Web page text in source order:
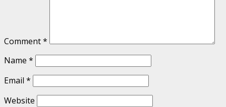
Comment*
Name *
Email *
Website